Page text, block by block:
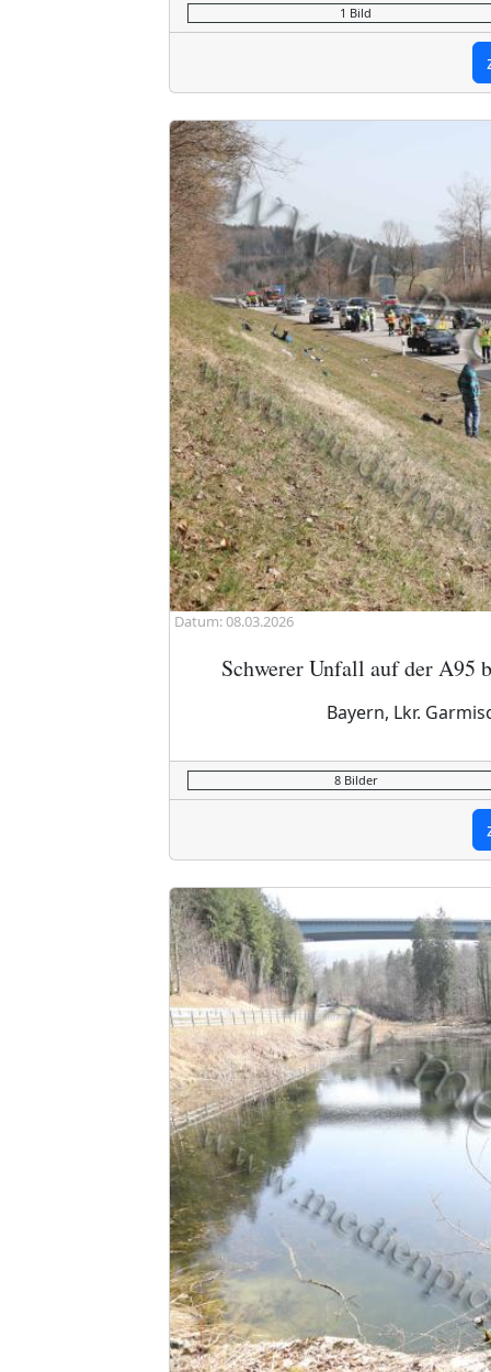
1 Bild
Datum: 08.03.2026
Schwerer Unfall auf der A95
Bayern, Lkr.
8 Bilder